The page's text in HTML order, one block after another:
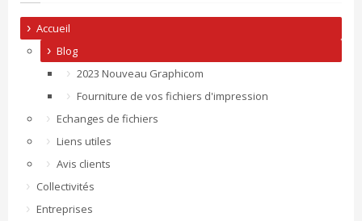
Accueil
Blog
2023 Nouveau Graphicom
Fourniture de vos fichiers d'impression
Echanges de fichiers
Liens utiles
Avis clients
Collectivités
Entreprises